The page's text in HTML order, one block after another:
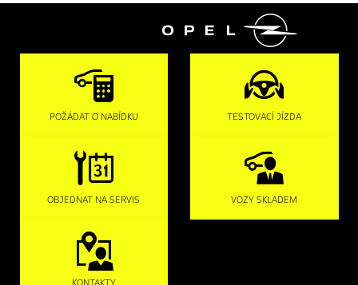

POŽÁDAT O NABÍDKU TESTOVACÍ JÍZDA
OBJEDNAT NA SERVIS VOZY SKLADEM